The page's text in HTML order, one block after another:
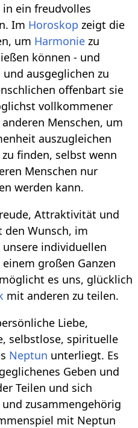
ein freudvolles
Im Horoskop zeigt die
um Harmonie zu
können - und
ausgeglichen zu
offenbart sie
vollkommener
Menschen, um
auszugleichen
zu finden, selbst wenn
Menschen nur
werden kann.
Attraktivität und
den Wunsch, im
individuellen
großen Ganzen
es uns, glücklich
mit anderen zu teilen.
Liebe,
selbstlose, spirituelle
Neptun unterliegt. Es
Geben und
Teilen und sich
zusammengehörig
mit Neptun